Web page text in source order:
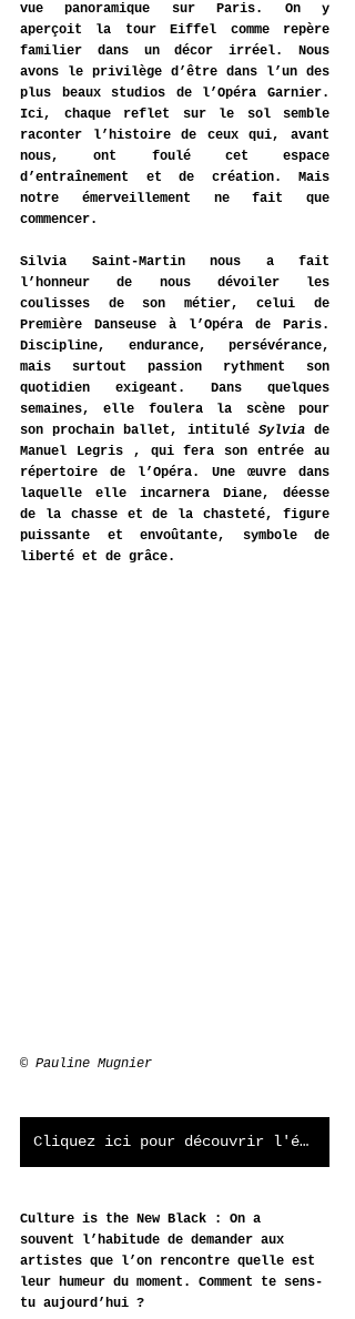
vue panoramique sur Paris. On y
aperçoit la tour Eiffel comme repère
familier dans un décor irréel. Nous
avons le privilège d’être dans l’un des
plus beaux studios de l’Opéra Garnier.
Ici, chaque reflet sur le sol semble
raconter l’histoire de ceux qui, avant
nous, ont foulé cet espace
d’entraînement et de création. Mais
notre émerveillement ne fait que
commencer.
Silvia Saint-Martin nous a fait
l’honneur de nous dévoiler les
coulisses de son métier, celui de
Première Danseuse à l’Opéra de Paris.
Discipline, endurance, persévérance,
mais surtout passion rythment son
quotidien exigeant.
Dans quelques
semaines, elle foulera la scène pour
son prochain ballet, intitulé Sylvia de
Manuel Legris
, qui fera son entrée au
répertoire de l’Opéra. Une œuvre dans
laquelle elle incarnera Diane, déesse
de la chasse et de la chasteté, figure
puissante et envoûtante, symbole de
liberté et de grâce.
© Pauline Mugnier
Cliquez ici pour découvrir l'élément sensoriel accompagnant votre lecture !
Culture is the New Black
: On a
souvent l’habitude de demander aux
artistes que l’on rencontre quelle est
leur humeur du moment. Comment te sens-
tu aujourd’hui ?